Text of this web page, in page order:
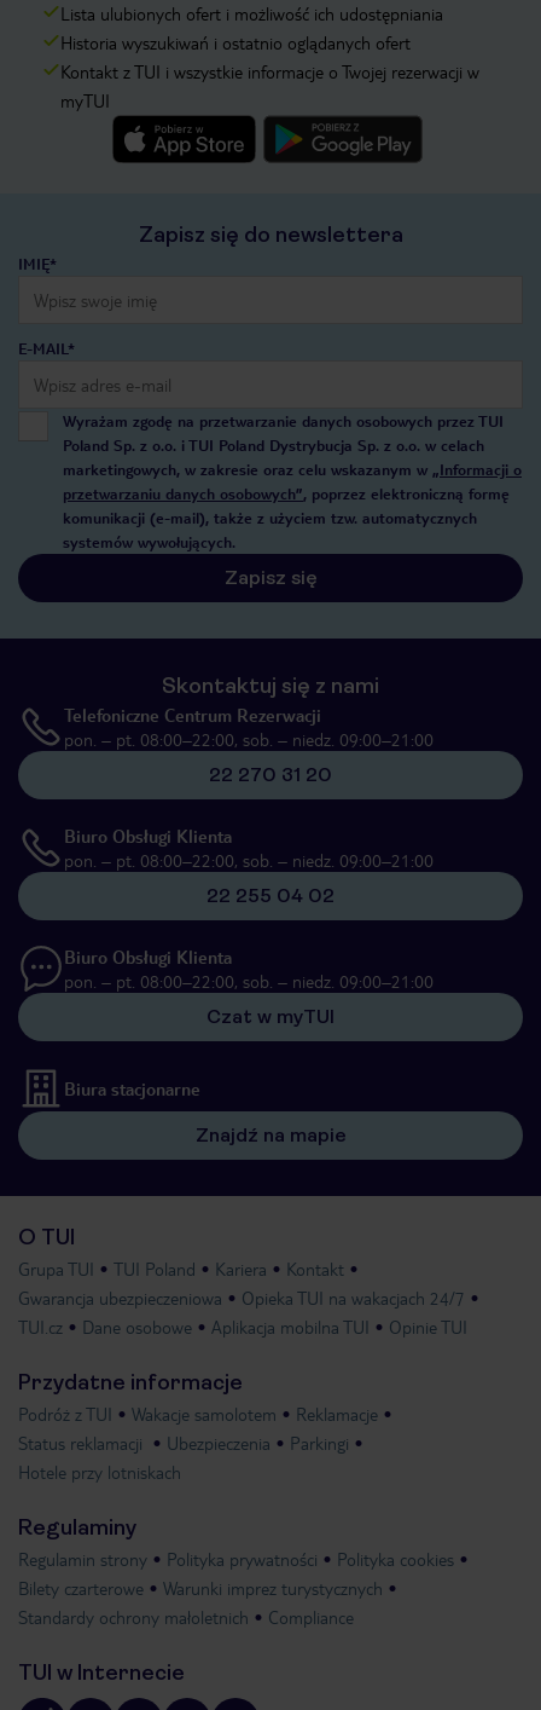
Lista ulubionych ofert i możliwość ich udostępniania
Historia wyszukiwań i ostatnio oglądanych ofert
Kontakt z TUI i wszystkie informacje o Twojej rezerwacji w
myTUI
Zapisz się do newslettera
IMIĘ*
E-MAIL*
Wyrażam zgodę na przetwarzanie danych osobowych przez TUI
Poland Sp. z o.o. i TUI Poland Dystrybucja Sp. z o.o. w celach
marketingowych, w zakresie oraz celu wskazanym w „Informacji o
przetwarzaniu danych osobowych”, poprzez elektroniczną formę
komunikacji (e-mail), także z użyciem tzw. automatycznych
systemów wywołujących.
Zapisz się
Skontaktuj się z nami
Telefoniczne Centrum Rezerwacji
pon. – pt. 08:00–22:00, sob. – niedz. 09:00–21:00
22 270 31 20
Biuro Obsługi Klienta
pon. – pt. 08:00–22:00, sob. – niedz. 09:00–21:00
22 255 04 02
Biuro Obsługi Klienta
pon. – pt. 08:00–22:00, sob. – niedz. 09:00–21:00
Czat w myTUI
Biura stacjonarne
Znajdź na mapie
O TUI
Grupa TUI TUI Poland Kariera
Kontakt
Gwarancja ubezpieczeniowa
Opieka TUI na wakacjach 24/7
TUI.cz
Dane osobowe Aplikacja mobilna TUI Opinie TUI
Przydatne informacje
Podróż z TUI Wakacje samolotem
Reklamacje
Status reklamacji
Ubezpieczenia
Parkingi
Hotele przy lotniskach
Regulaminy
Regulamin strony Polityka prywatności
Polityka cookies
Bilety czarterowe
Warunki imprez turystycznych
Standardy ochrony małoletnich
Compliance
TUI w Internecie